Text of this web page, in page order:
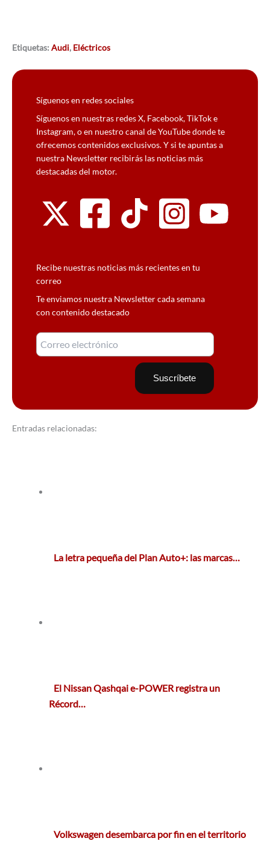
Etiquetas: Audi, Eléctricos
Síguenos en redes sociales
Síguenos en nuestras redes X, Facebook, TikTok e
Instagram, o en nuestro canal de YouTube donde te
ofrecemos contenidos exclusivos. Y si te apuntas a
nuestra Newsletter recibirás las noticias más
destacadas del motor.
Recibe nuestras noticias más recientes en tu
correo
Te enviamos nuestra Newsletter cada semana
con contenido destacado
Entradas relacionadas:
La letra pequeña del Plan Auto+: las marcas…
El Nissan Qashqai e-POWER registra un
Récord…
Volkswagen desembarca por fin en el territorio